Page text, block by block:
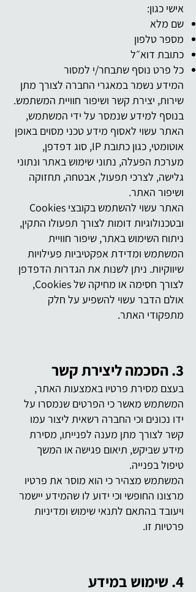
אישי כגון:
שם מלא
מספר טלפון
כתובת דוא״ל
כל פרט נוסף שתבחר/י למסור
המידע נשמר במאגרי החברה לצורך מתן
שירות, יצירת קשר ושיפור חוויית המשתמש.
בנוסף למידע שנמסר על ידי המשתמש,
האתר עשוי לאסוף מידע טכני מסוים באופן
אוטומטי, כגון כתובת IP, סוג דפדפן,
מערכת הפעלה, נתוני שימוש באתר ונתוני
גלישה, לצרכי תפעול, אבטחה, תחזוקה
ושיפור האתר.
האתר עשוי להשתמש בקובצי Cookies
ובטכנולוגיות דומות לצורך תפעולו התקין,
ניתוח השימוש באתר, שיפור חוויית
המשתמש ומדידת אפקטיביות פעילויות
שיווקיות. ניתן לשנות את הגדרות הדפדפן
לצורך חסימה או מחיקה של Cookies,
אולם הדבר עשוי להשפיע על חלק
מתפקודי האתר.
3. הסכמה ליצירת קשר
בעצם מסירת פרטיו באמצעות האתר,
המשתמש מאשר כי הפרטים שנמסרו על
ידו נכונים וכי החברה רשאית ליצור עמו
קשר לצורך מתן מענה לפנייתו, מסירת
מידע שביקש, תיאום פגישה או המשך
טיפול בפנייה.
המשתמש מצהיר כי הוא מוסר את פרטיו
מרצונו החופשי וכי ידוע לו שהמידע יישמר
ויעובד בהתאם לתנאי שימוש ומדיניות
פרטיות זו.
4. שימוש במידע